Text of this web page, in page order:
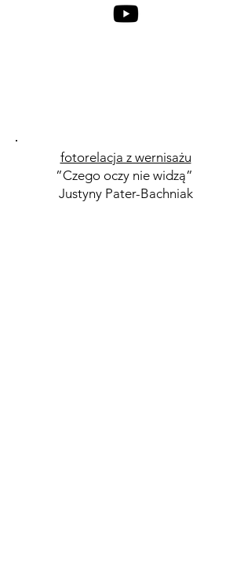
fotorelacja z wernisażu
”Czego oczy nie widzą”
Justyny Pater-Bachniak